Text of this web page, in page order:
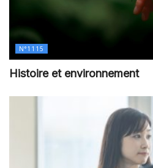
N°1115
Histoire et environnement